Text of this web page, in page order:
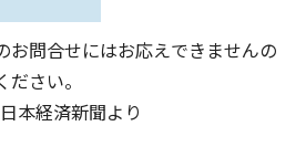
問合せにはお応えできませんの
さい。
本経済新聞より